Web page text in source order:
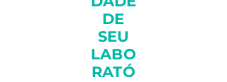
DE
SEU
LABO
RATÓ